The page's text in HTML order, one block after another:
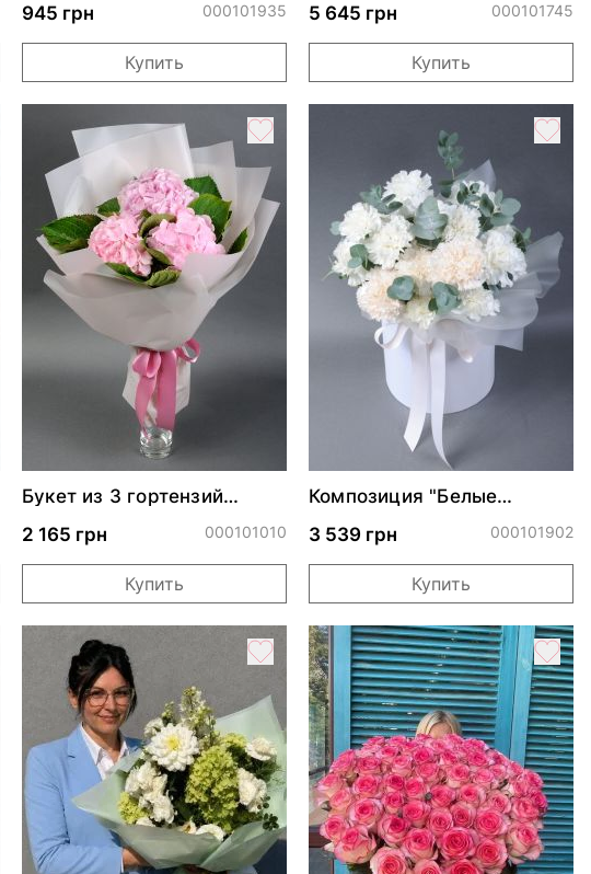
945 грн
000101935
Купить
5 645 грн
000101745
Купить
Букет из 3 гортензий
2 165 грн
000101010
Купить
Композиция "Белые
3 539 грн
000101902
Купить